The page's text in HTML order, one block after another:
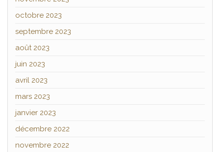
octobre 2023
septembre 2023
août 2023
juin 2023
avril 2023
mars 2023
janvier 2023
décembre 2022
novembre 2022